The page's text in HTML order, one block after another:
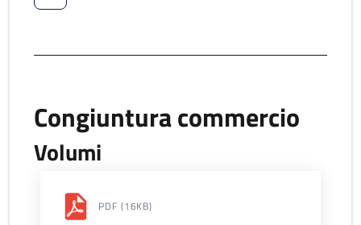
Congiuntura commercio
Volumi
PDF (16KB)